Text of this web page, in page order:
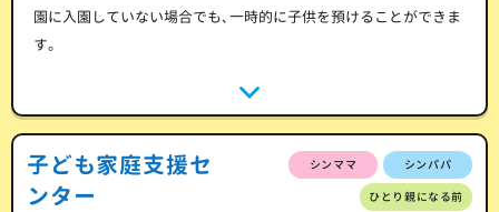
園に入園していない場合でも､一時的に子供を預けることができま
す。
子ども家庭支援セ
ンター
シンママ シンパパ
ひとり親になる前